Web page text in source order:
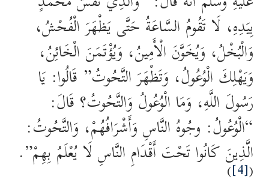
بِيَدِهِ، لَا تَقُومُ السَّاعَةُ حَتَّى يَظْهَرَ الْفُحْشُ،
وَالْبُخْلُ، وَيُخَوَّنَ الْأَمِينُ، وَيُؤْتَمَنَ الْخَائِنُ،
وَيَهْلِكَ الْوُعُولُ، وَتَظْهَرَ التَّحُوتُ” قَالُوا: يَا
رَسُولَ اللَّهِ، وَمَا الْوُعُولُ وَالتَّحُوتُ؟ قَالَ:
“الْوُعُولُ: وجُوهُ النَّاسِ وَأَشْرَافُهُمْ، وَالتَّحُوتُ:
الَّذِينَ كَانُوا تَحْتَ أَقْدَامِ النَّاسِ لَا يُعْلَمُ بِهِمْ”.
(
[4]
)